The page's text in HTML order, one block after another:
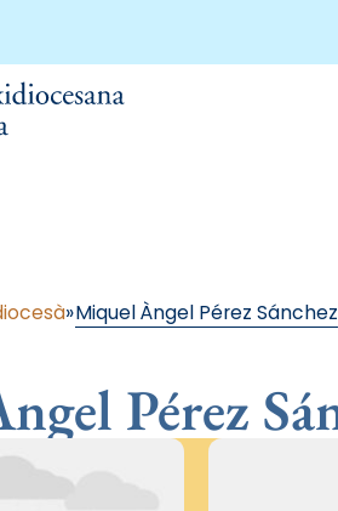
Miquel Àngel Pérez Sánchez
Pérez